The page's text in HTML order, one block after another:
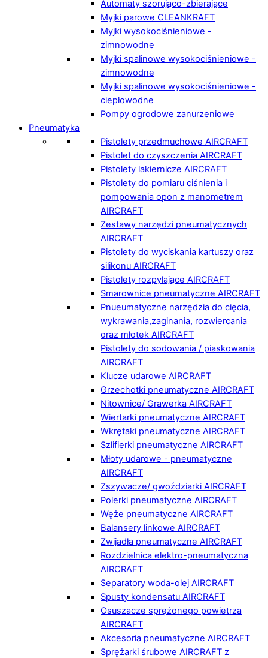
Automaty szorująco-zbierające
Myjki parowe CLEANKRAFT
Myjki wysokociśnieniowe -
zimnowodne
Myjki spalinowe wysokociśnieniowe -
zimnowodne
Myjki spalinowe wysokociśnieniowe -
ciepłowodne
Pompy ogrodowe zanurzeniowe
Pneumatyka
Pistolety przedmuchowe AIRCRAFT
Pistolet do czyszczenia AIRCRAFT
Pistolety lakiernicze AIRCRAFT
Pistolety do pomiaru ciśnienia i
pompowania opon z manometrem
AIRCRAFT
Zestawy narzędzi pneumatycznych
AIRCRAFT
Pistolety do wyciskania kartuszy oraz
silikonu AIRCRAFT
Pistolety rozpylające AIRCRAFT
Smarownice pneumatyczne AIRCRAFT
Pnueumatyczne narzędzia do cięcia,
wykrawania,zaginania, rozwiercania
oraz młotek AIRCRAFT
Pistolety do sodowania / piaskowania
AIRCRAFT
Klucze udarowe AIRCRAFT
Grzechotki pneumatyczne AIRCRAFT
Nitownice/ Grawerka AIRCRAFT
Wiertarki pneumatyczne AIRCRAFT
Wkrętaki pneumatyczne AIRCRAFT
Szlifierki pneumatyczne AIRCRAFT
Młoty udarowe - pneumatyczne
AIRCRAFT
Zszywacze/ gwoździarki AIRCRAFT
Polerki pneumatyczne AIRCRAFT
Węże pneumatyczne AIRCRAFT
Balansery linkowe AIRCRAFT
Zwijadła pneumatyczne AIRCRAFT
Rozdzielnica elektro-pneumatyczna
AIRCRAFT
Separatory woda-olej AIRCRAFT
Spusty kondensatu AIRCRAFT
Osuszacze sprężonego powietrza
AIRCRAFT
Akcesoria pneumatyczne AIRCRAFT
Sprężarki śrubowe AIRCRAFT z